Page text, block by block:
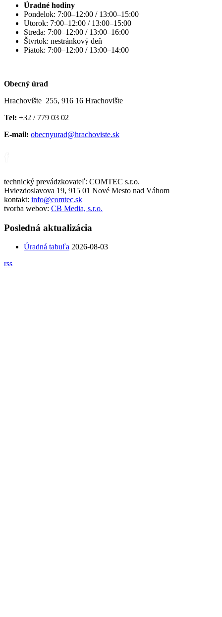
Úradné hodiny
Pondelok: 7:00–12:00 / 13:00–15:00
Utorok: 7:00–12:00 / 13:00–15:00
Streda: 7:00–12:00 / 13:00–16:00
Štvrtok: nestránkový deň
Piatok: 7:00–12:00 / 13:00–14:00
Obecný úrad
Hrachovište 255, 916 16 Hrachovište
Tel: +32 / 779 03 02
E-mail: obecnyurad@hrachoviste.sk
technický prevádzkovateľ: COMTEC s.r.o.
Hviezdoslavova 19, 915 01 Nové Mesto nad Váhom
kontakt: info@comtec.sk
tvorba webov: CB Media, s.r.o.
Posledná aktualizácia
Úradná tabuľa 2026-08-03
rss